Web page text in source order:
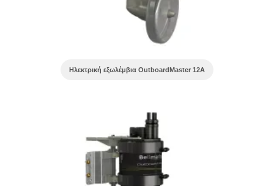
Ηλεκτρική εξωλέμβια OutboardMaster 12A